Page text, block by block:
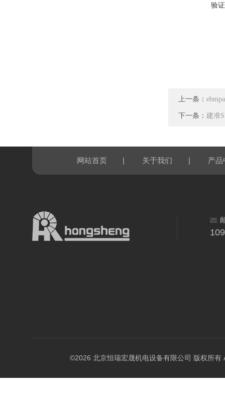
验
上一条：
下一条： 建准
网站首页 | 关于我们 | 产品
©2026 北京恒瑞宏晟机电设备有限公司 版权所有